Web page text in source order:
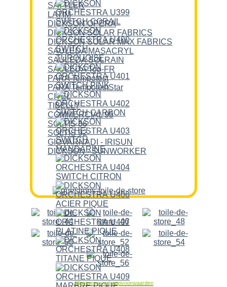
SATTLER
LATIM
DICKSON OPERA
DICKSON SOLAR FABRICS
DICKSON SOLAR MAX FABRICS
SAULEDA MASACRYL
SAULEDA SOLRAIN
SAULEDA Top-FR
PARA Tempotest
PARA TempotestStar
CITEL
TIBELLY
COMMERCIAL 95
SOLTIS 86
SOLTIS 92
GIOVARNADI - IRISUN
DICKSON - SUNWORKER
Allgemene verkoopvoorwaarden